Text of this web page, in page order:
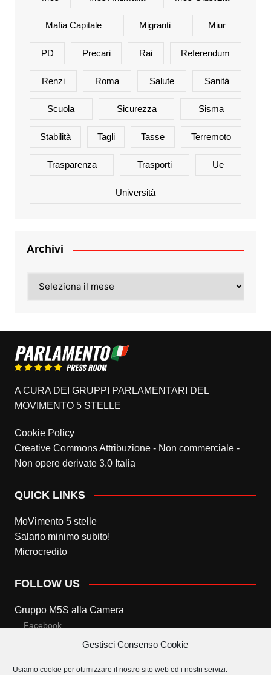
Gestisci Consenso Cookie
Usiamo cookie per ottimizzare il nostro sito web ed i nostri servizi.
Mafia Capitale Migranti Miur
PD Precari Rai Referendum
Renzi Roma Salute Sanità
Scuola Sicurezza Sisma
Stabilità Tagli Tasse Terremoto
Trasparenza Trasporti Ue
Università
Archivi
A CURA DEI GRUPPI PARLAMENTARI DEL
MOVIMENTO 5 STELLE
Cookie Policy
Creative Commons Attribuzione - Non commerciale -
Non opere derivate 3.0 Italia
QUICK LINKS
MoVimento 5 stelle
Salario minimo subito!
Microcredito
FOLLOW US
Gruppo M5S alla Camera
Facebook